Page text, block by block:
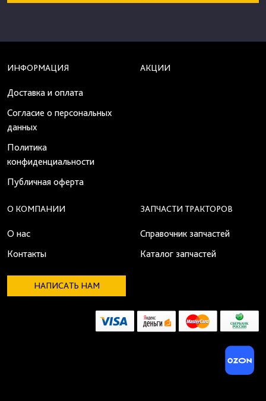
ИНФОРМАЦИЯ
Доставка и оплата
Согласие о персональных
данных
Политика
конфиденциальности
Публичная оферта
АКЦИИ
О КОМПАНИИ
О нас
Контакты
ЗАПЧАСТИ ТРАКТОРОВ
Справочник запчастей
Каталог запчастей
НАПИСАТЬ НАМ